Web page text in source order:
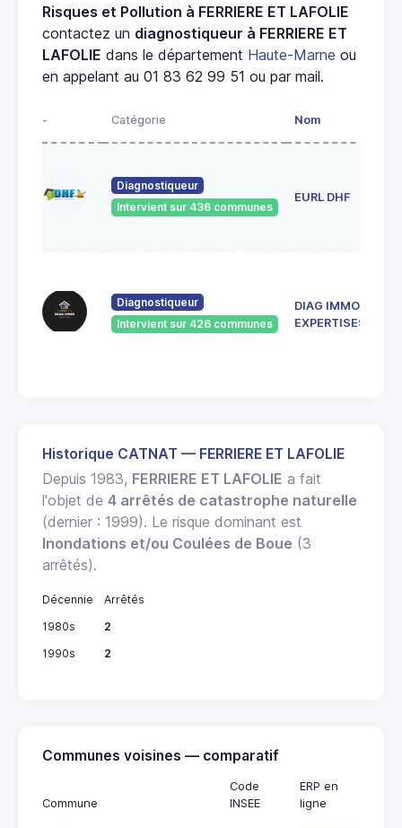
Risques et Pollution à FERRIERE ET LAFOLIE
contactez un diagnostiqueur à FERRIERE ET
LAFOLIE dans le département Haute-Marne ou
en appelant au 01 83 62 99 51 ou par mail.
- Catégorie Nom
Diagnostiqueur
Intervient sur 436 communes
EURL DHF
Diagnostiqueur
Intervient sur 426 communes
DIAG IMMO
EXPERTISES
Historique CATNAT — FERRIERE ET LAFOLIE
Depuis 1983, FERRIERE ET LAFOLIE a fait
l'objet de 4 arrêtés de catastrophe naturelle
(dernier : 1999). Le risque dominant est
Inondations et/ou Coulées de Boue (3
arrêtés).
Décennie
Arrêtés
1980s
2
1990s
2
Communes voisines — comparatif
Commune
Code
INSEE
ERP en
ligne